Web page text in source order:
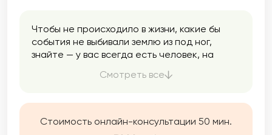
Чтобы не происходило в жизни, какие бы
события не выбивали землю из под ног,
знайте — у вас всегда есть человек, на
Этот человек Вы сами. А я помогу вам лучше
ресурсы.
Смотреть все
Стоимость онлайн-консультации 50 мин.